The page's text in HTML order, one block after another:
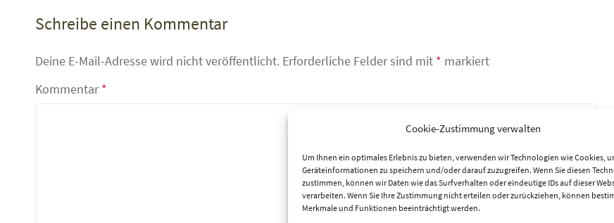
Cookie-Zustimmung verwalten
Um Ihnen ein optimales Erlebnis zu bieten, verwenden wir Technologien wie Cookies,
Geräteinformationen zu speichern und/oder darauf zuzugreifen. Wenn Sie diesen
zustimmen, können wir Daten wie das Surfverhalten oder eindeutige IDs auf dieser
verarbeiten. Wenn Sie Ihre Zustimmung nicht erteilen oder zurückziehen, können
Merkmale und Funktionen beeinträchtigt werden.
Schreibe einen Kommentar
Deine E-Mail-Adresse wird nicht veröffentlicht. Erforderliche Felder sind mit * markiert
Kommentar *